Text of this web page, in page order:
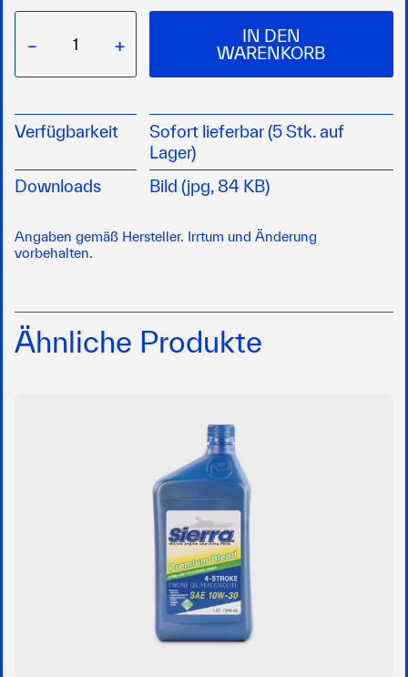
− +
IN DEN
WARENKORB
Verfügbarkeit
Sofort lieferbar (5 Stk. auf
Lager)
Downloads
Bild (jpg, 84 KB)
Angaben gemäß Hersteller. Irrtum und Änderung
vorbehalten.
Ähnliche Produkte